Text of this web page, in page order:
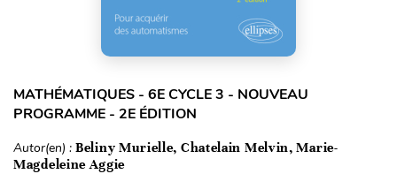
MATHÉMATIQUES - 6E CYCLE 3 - NOUVEAU
PROGRAMME - 2E ÉDITION
Autor(en) : Beliny Murielle, Chatelain Melvin, Marie-
Magdeleine Aggie